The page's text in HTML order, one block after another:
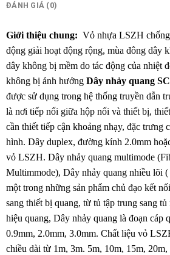
ĐÁNH GIÁ (0)
Giới thiệu chung: Vỏ nhựa LSZH
động giải hoạt động rộng, mùa đông dây
dây không bị mềm do tác động của nhiệt
không bị ảnh hưởng Dây nhảy quang
được sử dụng trong hệ thống truyền dẫn
là nơi tiếp nối giữa hộp nối và thiết bị,
cần thiết tiếp cận khoảng nhạy, đặc trưng
hình. Dây duplex, đường kính 2.0mm
vỏ LSZH. Dây nhảy quang multimode
Multimmode), Dây nhảy quang nhiều lõi
một trong những sản phẩm chủ đạo kết
sang thiết bị quang, từ tủ tập trung sang
hiệu quang, Dây nhảy quang là đoạn cáp
0.9mm, 2.0mm, 3.0mm. Chất liệu vỏ
chiều dài từ 1m, 3m. 5m, 10m, 15m,